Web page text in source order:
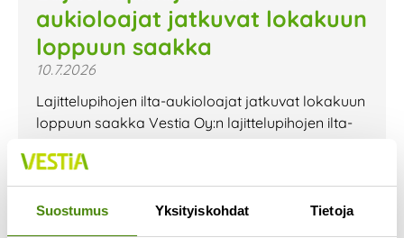
Suostumus Yksityiskohdat Tietoja
aukioloajat jatkuvat lokakuun
loppuun saakka
10.7.2026
Lajittelupihojen ilta-aukioloajat jatkuvat lokakuun
loppuun saakka Vestia Oy:n lajittelupihojen ilta-
Jokaisella lajittelupihalla pääsee vähintään
kerran viikossa
Lue lisää »